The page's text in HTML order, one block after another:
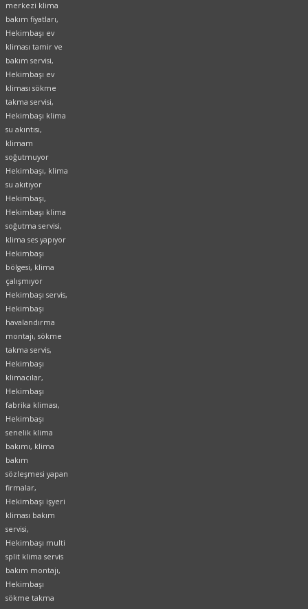
merkezi klima
bakım fiyatları,
Hekimbaşı ev
kliması tamir ve
bakım servisi,
Hekimbaşı ev
kliması sökme
takma servisi,
Hekimbaşı klima
su akıntısı,
klimam
soğutmuyor
Hekimbaşı, klima
su akıtıyor
Hekimbaşı,
Hekimbaşı klima
soğutma servisi,
klima ses yapıyor
Hekimbaşı
bölgesi, klima
çalışmıyor
Hekimbaşı servis,
Hekimbaşı
havalandırma
montajı, sökme
takma servis,
Hekimbaşı
klimacılar,
Hekimbaşı
fabrika kliması,
Hekimbaşı
senelik klima
bakımı, klima
bakım
sözleşmesi yapan
firmalar,
Hekimbaşı işyeri
kliması bakım
servisi,
Hekimbaşı multi
split klima servis
bakım montajı,
Hekimbaşı
sökme takma